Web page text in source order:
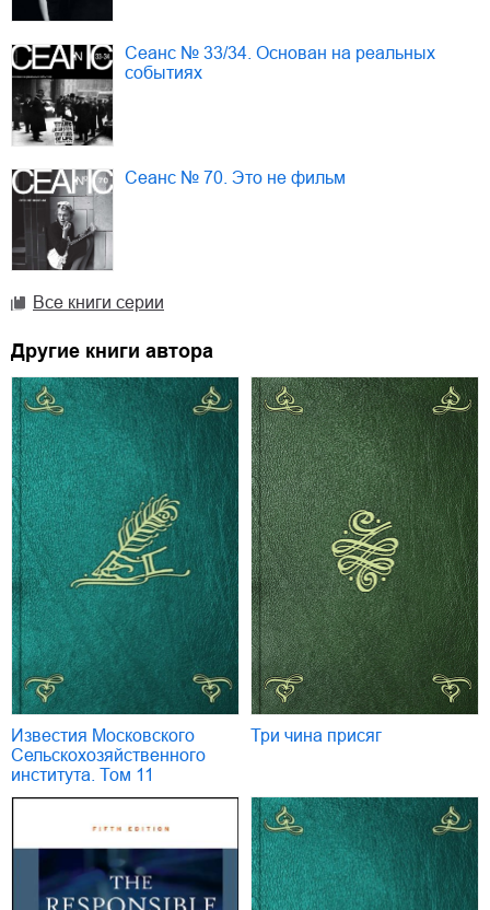
Сеанс № 33/34. Основан на реальных
событиях
Сеанс № 70. Это не фильм
Все книги серии
Другие книги автора
Известия Московского
Сельскохозяйственного
института. Том 11
Три чина присяг